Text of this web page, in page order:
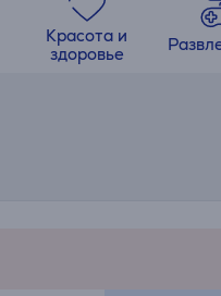
Красота и
здоровье